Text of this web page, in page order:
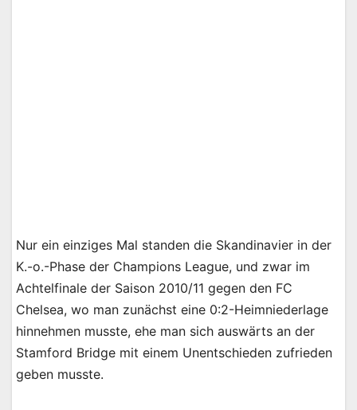
Nur ein einziges Mal standen die Skandinavier in der
K.-o.-Phase der Champions League, und zwar im
Achtelfinale der Saison 2010/11 gegen den FC
Chelsea, wo man zunächst eine 0:2-Heimniederlage
hinnehmen musste, ehe man sich auswärts an der
Stamford Bridge mit einem Unentschieden zufrieden
geben musste.